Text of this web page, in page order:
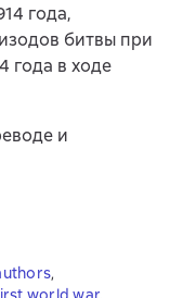
года,
битвы при
года в ходе
и
,